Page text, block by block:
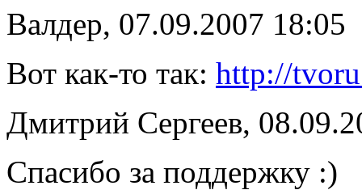
Валдер, 07.09.2007 18:05
Вот как-то так: http://
Дмитрий Сергеев,
Спасибо за поддержку :)